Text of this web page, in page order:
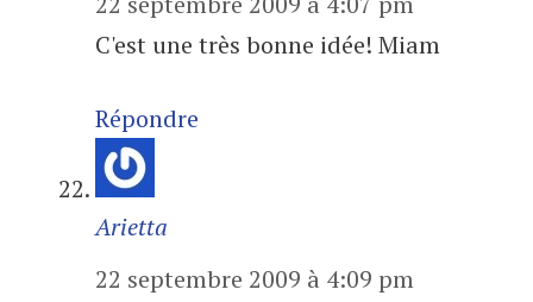
C'est une très bonne idée! Miam
Répondre
Arietta
22 septembre 2009 à 4:09 pm